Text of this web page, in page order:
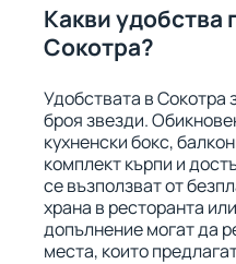
Какви удобства
Сокотра?
Удобствата в Сокотра
броя звезди.
кухненски бокс,
комплект кърпи и
се възползват от
храна в ресторанта
допълнение могат да
места, които